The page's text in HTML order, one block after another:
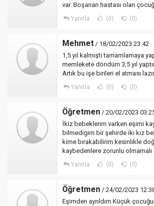
var. Boşanan hastası olan
Yanıtla (0) (0)
Mehmet / 18/02/2023 23:42
1,5 yıl kalmıştı tamamlamaya
memlekete döndüm 3,5 yıl
Artık bu işe birileri el atması
Yanıtla (0) (0)
Öğretmen / 20/02/2023
İkiz bebeklerim varken eşimi
bilmedigim bir şehirde iki kız
kime bırakabilirim kesinlikle
kaybedenlere zorunlu olmamalı
Yanıtla (0) (0)
Öğretmen / 24/02/2023
Eşimden ayrıldım.Küçük